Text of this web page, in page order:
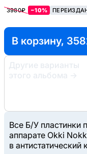
3980₽ −10%
В корзину,
Другие варианты
этого альбома
→
Все Б/У
аппарате Okki
в антистатический